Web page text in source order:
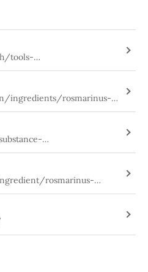
tools-
ingredients/rosmarinus-
100.109.428
rosmarinus-